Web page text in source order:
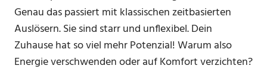
Genau das passiert mit klassischen zeitbasierten
Auslösern. Sie sind starr und unflexibel. Dein
Zuhause hat so viel mehr Potenzial! Warum also
Energie verschwenden oder auf Komfort verzichten?